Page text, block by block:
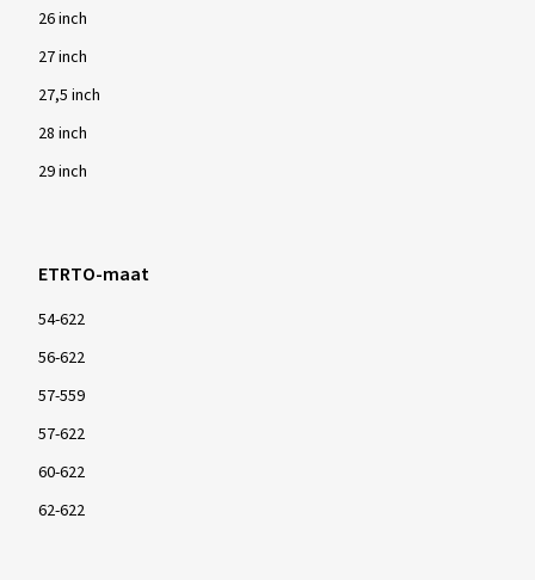
26 inch
27 inch
27,5 inch
28 inch
29 inch
ETRTO-maat
54-622
56-622
57-559
57-622
60-622
62-622